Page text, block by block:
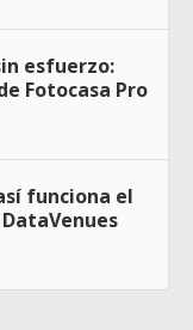
esfuerzo:
Fotocasa Pro
funciona el